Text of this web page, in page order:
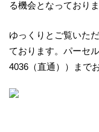
る機会となっておりま
ゆっくりとご覧いた
ております。パーセ
4036（直通））まで